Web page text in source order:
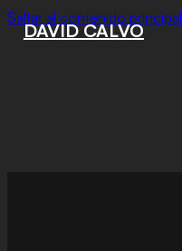
Saltar al contenido principal
DAVID CALVO